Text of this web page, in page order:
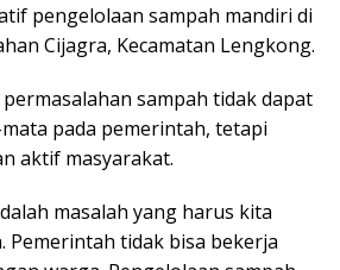
pengelolaan sampah mandiri di
Cijagra, Kecamatan Lengkong.
sampah tidak dapat
pada pemerintah, tetapi
aktif masyarakat.
masalah yang harus kita
Pemerintah tidak bisa bekerja